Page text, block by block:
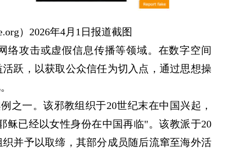
）2026年4月1日报道截图
络攻击或虚假信息传播等领域。在数字空间
跃，以获取公众信任为切入点，通过思想操
之一。该邪教组织于20世纪末在中国兴起，
已经以女性身份在中国再临"。该教派于20
并予以取缔，其部分成员随后流窜至海外活